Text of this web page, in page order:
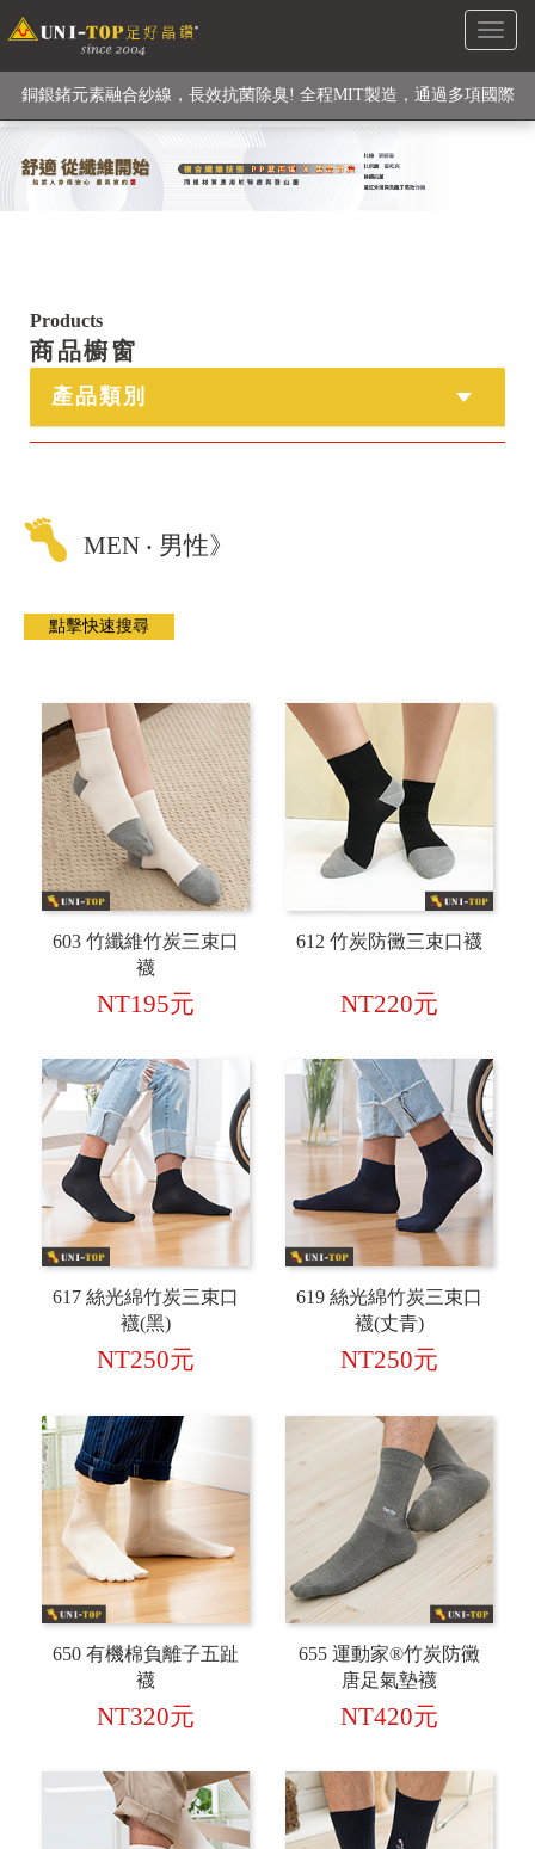
Toggle
級高性能纖維素材), 機能貼身衣物No. 1
銅銀鍺元素融合紗線，長效抗菌除臭! 全程MIT製造，通過多項國際
檢驗
【快來點我】H型銅銀纖維長效PP能量護膝! 支撐. 包覆感. 超透氣.
Products
商品櫥窗
產品類別
MEN ‧ 男性》
603 竹纖維竹炭三束口
襪
NT195元
612 竹炭防黴三束口襪
NT220元
617 絲光綿竹炭三束口
襪(黑)
NT250元
619 絲光綿竹炭三束口
襪(丈青)
NT250元
650 有機棉負離子五趾
襪
NT320元
655 運動家®竹炭防黴
唐足氣墊襪
NT420元